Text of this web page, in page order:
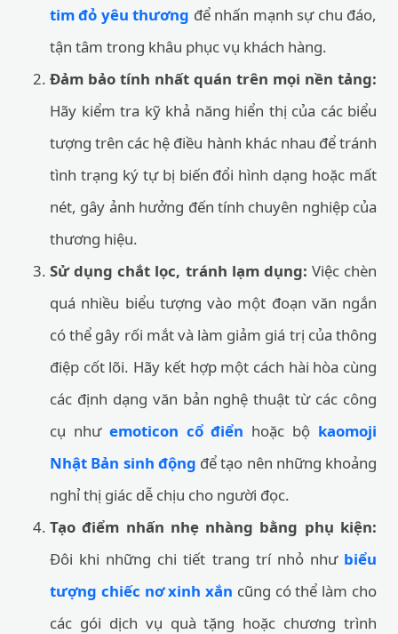
tim đỏ yêu thương để nhấn mạnh sự chu đáo,
tận tâm trong khâu phục vụ khách hàng.
Đảm bảo tính nhất quán trên mọi nền tảng:
Hãy kiểm tra kỹ khả năng hiển thị của các biểu
tượng trên các hệ điều hành khác nhau để tránh
tình trạng ký tự bị biến đổi hình dạng hoặc mất
nét, gây ảnh hưởng đến tính chuyên nghiệp của
thương hiệu.
Sử dụng chắt lọc, tránh lạm dụng: Việc chèn
quá nhiều biểu tượng vào một đoạn văn ngắn
có thể gây rối mắt và làm giảm giá trị của thông
điệp cốt lõi. Hãy kết hợp một cách hài hòa cùng
các định dạng văn bản nghệ thuật từ các công
cụ như emoticon cổ điển hoặc bộ kaomoji
Nhật Bản sinh động để tạo nên những khoảng
nghỉ thị giác dễ chịu cho người đọc.
Tạo điểm nhấn nhẹ nhàng bằng phụ kiện:
Đôi khi những chi tiết trang trí nhỏ như biểu
tượng chiếc nơ xinh xắn cũng có thể làm cho
các gói dịch vụ quà tặng hoặc chương trình